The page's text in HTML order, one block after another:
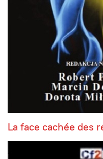
La face cachée des